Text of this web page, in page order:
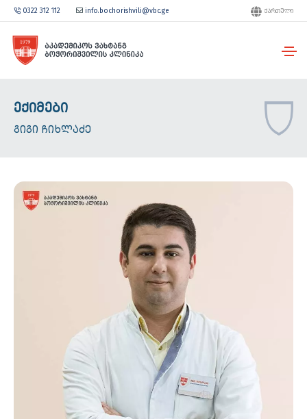
0322 312 112 info.bochorishvili@vbc.ge ᲥᲐᲠᲗᲣᲚᲘ
ᲔᲥᲘᲛᲔᲑᲘ
ᲒᲘᲒᲘ ᲩᲘᲮᲚᲐᲫᲔ